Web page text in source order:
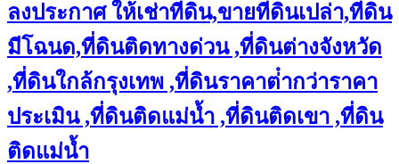
ลงประกาศ ให้เช่าที่ดิน,ขายที่ดินเปล่า,ที่ดิน
มีโฉนด,ที่ดินติดทางด่วน ,ที่ดินต่างจังหวัด
,ที่ดินใกล้กรุงเทพ ,ที่ดินราคาต่ํากว่าราคา
ประเมิน ,ที่ดินติดแม่น้ำ ,ที่ดินติดเขา ,ที่ดิน
ติดแม่น้ำ